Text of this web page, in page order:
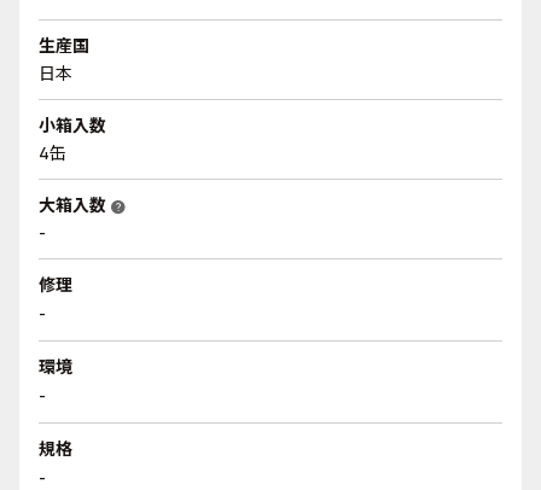
生産国
日本
小箱入数
4缶
大箱入数 help
-
修理
-
環境
-
規格
-